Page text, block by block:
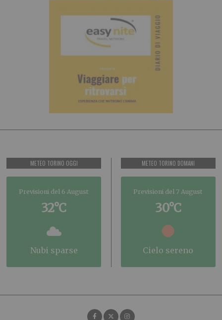
METEO TORINO OGGI
Previsioni del 6 August
32°C
nubi sparse
METEO TORINO DOMANI
Previsioni del 7 August
30°C
cielo sereno